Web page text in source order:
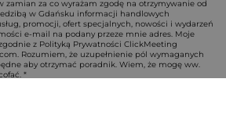
zamian za co wyrażam zgodę na otrzymywanie od
w Gdańsku informacji handlowych
promocji, ofert specjalnych, nowości i wydarzeń
e-mail na podany przeze mnie adres. Moje
z Polityką Prywatności ClickMeeting
. Rozumiem, że uzupełnienie pól wymaganych
aby otrzymać poradnik. Wiem, że mogę ww.
*